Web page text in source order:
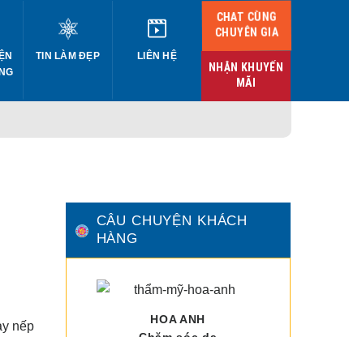
TIN LÀM ĐẸP LIÊN HỆ
CHAT CÙNG
CHUYÊN GIA
NHẬN KHUYẾN
MÃI
nếp
CÂU CHUYỆN KHÁCH
HÀNG
HOA ANH